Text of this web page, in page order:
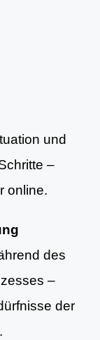
und
–
online.
des
–
der